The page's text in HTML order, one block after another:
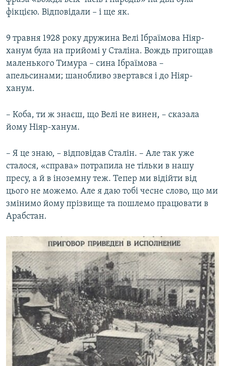
фікцією. Відповідали – і ще як.
9 травня 1928 року дружина Велі Ібраїмова Ніяр-
ханум була на прийомі у Сталіна. Вождь пригощав
маленького Тимура – сина Ібраїмова –
апельсинами; шанобливо звертався і до Ніяр-
ханум.
– Коба, ти ж знаєш, що Велі не винен, – сказала
йому Ніяр-ханум.
– Я це знаю, – відповідав Сталін. – Але так уже
сталося, «справа» потрапила не тільки в нашу
пресу, а й в іноземну теж. Тепер ми відійти від
цього не можемо. Але я даю тобі чесне слово, що ми
змінимо йому прізвище та пошлемо працювати в
Арабстан.